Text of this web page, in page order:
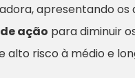
apresentando os
ação para diminuir
alto risco à médio e